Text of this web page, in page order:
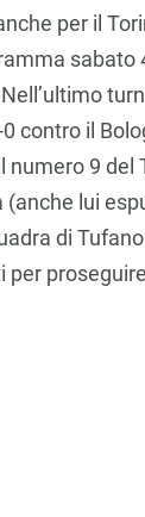
per il
sabato
contro il
numero 9
lui
di